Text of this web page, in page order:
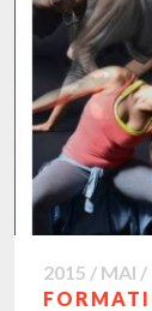
2015 / MAI /